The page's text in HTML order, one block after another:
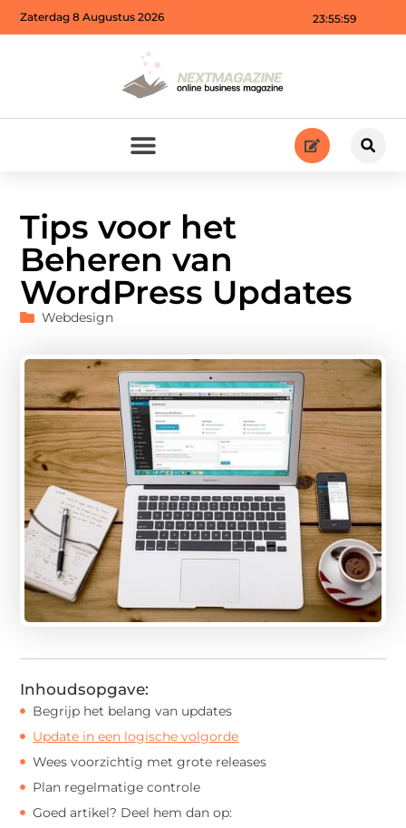
23:56:00
Zaterdag 8 Augustus 2026
Tips voor het
Beheren van
WordPress Updates
Webdesign
Inhoudsopgave:
Begrijp het belang van updates
Update in een logische volgorde
Wees voorzichtig met grote releases
Plan regelmatige controle
Goed artikel? Deel hem dan op: